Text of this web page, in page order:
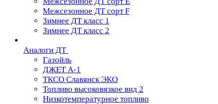
Межсезонное ДТ сорт F
Зимнее ДТ класс 1
Зимнее ДТ класс 2
Аналоги ДТ
Газойль
ДЖЕТ А-1
ТКСО Славянск ЭКО
Топливо высоковязкое вид 2
Низкотемпературное топливо